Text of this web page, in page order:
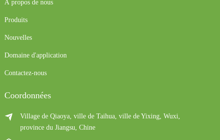
À propos de nous
Produits
Nouvelles
Domaine d'application
Contactez-nous
Coordonnées
Village de Qiaoya, ville de Taihua, ville de Yixing, Wuxi,
province du Jiangsu, Chine